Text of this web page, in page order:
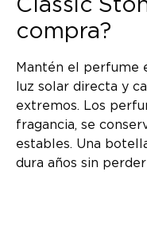
Classic
compra?
Mantén el perfume
luz solar directa y
extremos. Los
fragancia, se
estables. Una
dura años sin perder